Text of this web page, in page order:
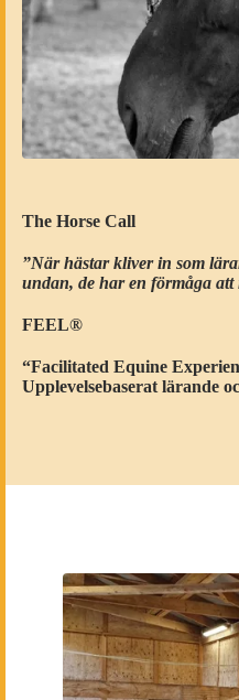
The Horse Call
”När hästar kliver in som
undan, de har en förmåga att
FEEL®
“Facilitated Equine
Upplevelsebaserat lärande